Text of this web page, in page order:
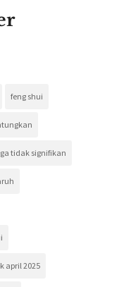
feng shui
tidak signifikan
april 2025